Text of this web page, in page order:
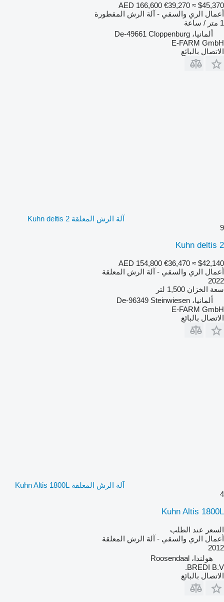
AED 166,600 €39,270 ≈ $45,370
أعمال الري والسقي - آلة الرش المقطورة
1 متر / ساعة
ألمانيا، De-49661 Cloppenburg
E-FARM GmbH
الاتصال بالبائع
آلة الرش المعلقة Kuhn deltis 2
9
Kuhn deltis 2
AED 154,800 €36,470 ≈ $42,140
أعمال الري والسقي - آلة الرش المعلقة
2022
سعة الخزان 1,500 لتر
ألمانيا، De-96349 Steinwiesen
E-FARM GmbH
الاتصال بالبائع
آلة الرش المعلقة Kuhn Altis 1800L
4
Kuhn Altis 1800L
السعر عند الطلب
أعمال الري والسقي - آلة الرش المعلقة
2012
هولندا، Roosendaal
BREDI B.V.
الاتصال بالبائع